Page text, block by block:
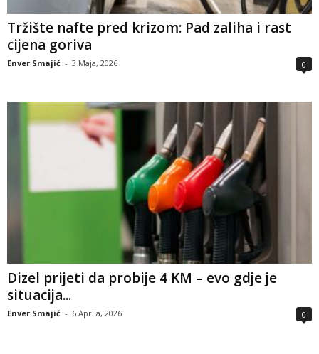
Tržište nafte pred krizom: Pad zaliha i rast
cijena goriva
Enver Smajić - 3 Maja, 2026 0
Dizel prijeti da probije 4 KM – evo gdje je
situacija...
Enver Smajić - 6 Aprila, 2026 0